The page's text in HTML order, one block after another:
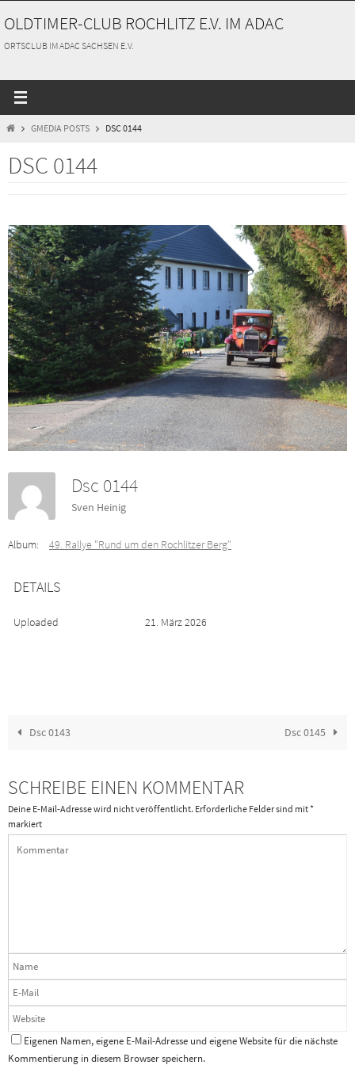
Inhalt
springen
OLDTIMER-CLUB ROCHLITZ E.V. IM ADAC
ORTSCLUB IM ADAC SACHSEN E.V.
STARTGMEDIA POSTS DSC 0144
DSC 0144
Dsc 0144
Sven Heinig
Album: 49. Rallye "Rund um den Rochlitzer Berg"
DETAILS
Uploaded 21. März 2026
Dsc 0143 Dsc 0145
SCHREIBE EINEN KOMMENTAR
Deine E-Mail-Adresse wird nicht veröffentlicht. Erforderliche Felder sind mit*
markiert
Eigenen Namen, eigene E-Mail-Adresse und eigene Website für die nächste
Kommentierung in diesem Browser speichern.